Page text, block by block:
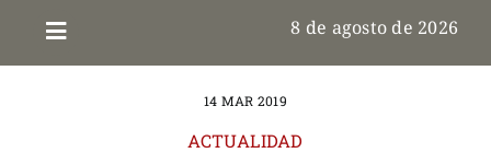
8 de agosto de 2026
14 MAR 2019
ACTUALIDAD